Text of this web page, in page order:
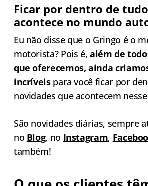
Ficar por dentro de
acontece no mundo
Eu não disse que o Gringo é o
motorista? Pois é,além de
que oferecemos, ainda
incríveispara você ficar por
novidades que acontecem
São novidades diárias, sempre
no Blog, no Instagram, Faceboo
também!